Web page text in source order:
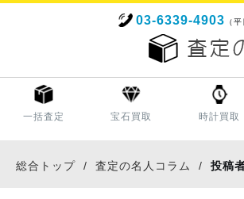
03-6339-4903 （
一括査定 宝石買取 時計買取
総合トップ 査定の名人コラム 投稿